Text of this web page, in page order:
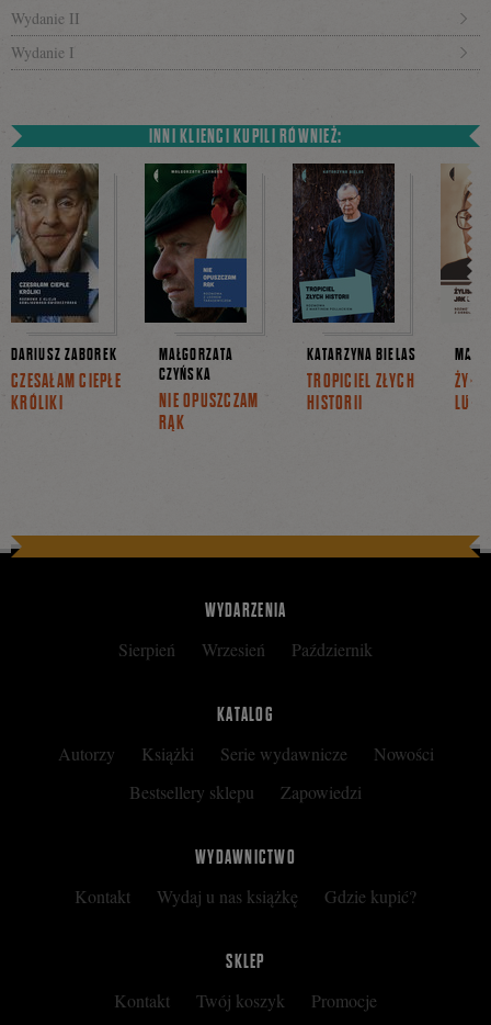
Wydanie II
Wydanie I
INNI KLIENCI KUPILI RÓWNIEŻ:
DARIUSZ ZABOREK
CZESAŁAM CIEPŁE
KRÓLIKI
MAŁGORZATA
CZYŃSKA
NIE OPUSZCZAM
RĄK
KATARZYNA BIELAS
TROPICIEL ZŁYCH
HISTORII
WYDARZENIA
Sierpień Wrzesień Październik
KATALOG
Autorzy Książki Serie wydawnicze
Nowości
Bestsellery sklepu
Zapowiedzi
WYDAWNICTWO
Kontakt Wydaj u nas książkę Gdzie kupić?
SKLEP
Kontakt Twój koszyk Promocje